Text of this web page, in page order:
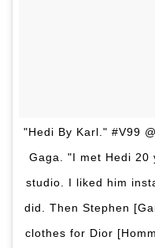
"Hedi By Karl." #V99
Gaga. "I met Hedi 20
studio. I liked him
did. Then Stephen
clothes for Dior